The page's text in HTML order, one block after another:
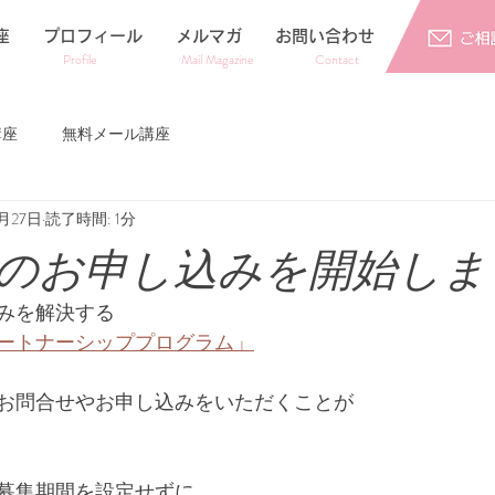
​Profile ​Mail Magazine Contact
プロフィール メルマガ お問い合わせ
無料メール講座
お申し込みを開始し
27日 読了時間: 1分
を解決する
トナーシッププログラム」
問合せやお申し込みをいただくことが